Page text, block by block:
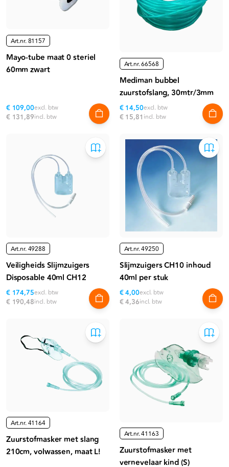
Art.nr.81157
Mayo-tube maat 0 steriel
60mm zwart
€ 109,00excl. btw
€ 131,89incl. btw
Art.nr.66568
Mediman bubbel
zuurstofslang, 30mtr/3mm
€ 14,50excl. btw
€ 15,81 incl. btw
Art.nr.49288
Veiligheids Slijmzuigers
Disposable 40ml CH12
€ 174,75excl. btw
€ 190,48incl. btw
Art.nr.49250
Slijmzuigers CH10 inhoud
40ml per stuk
€ 4,00excl. btw
€ 4,36incl. btw
Art.nr.41164
Zuurstofmasker met slang
210cm, volwassen, maat L!
Art.nr.41163
Zuurstofmasker met
vernevelaar kind (S)